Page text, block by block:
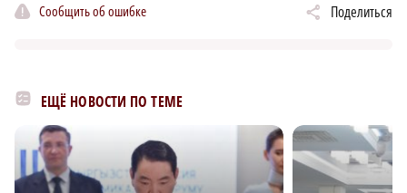
Сообщить об ошибке Поделиться
ЕЩЁ НОВОСТИ ПО ТЕМЕ